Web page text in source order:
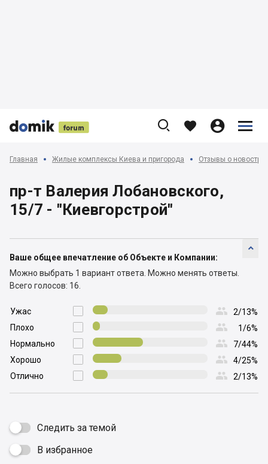


 
    


Главная Жилые комплексы Киева и пригорода Отзывы о
пр-т Валерия Лобановского,
15/7 - "Киевгорстрой"

Ваше общее впечатление об Объекте и Компании:
Можно выбрать 1 вариант ответа. Можно менять ответы.
Всего голосов: 16.

Ужас  2/13%

Плохо  1/6%

Нормально  7/44%

Хорошо  4/25%

Отлично  2/13%
Следить за темой
 В избранное